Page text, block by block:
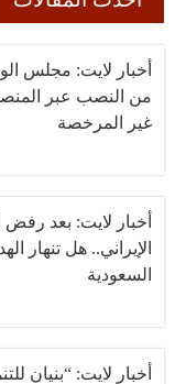
أخبار لايت: مجلس
من النصب عبر
غير المرخصة
أخبار لايت: بعد رفض
الإيراني.. هل تنهار
السعودية
أخبار لايت: “بنيان